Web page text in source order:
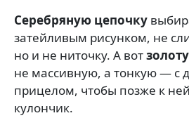
Серебряную цепочку
затейливым рисунком, не
но и не ниточку. А вот
не массивную, а тонкую — с
прицелом, чтобы позже к
кулончик.